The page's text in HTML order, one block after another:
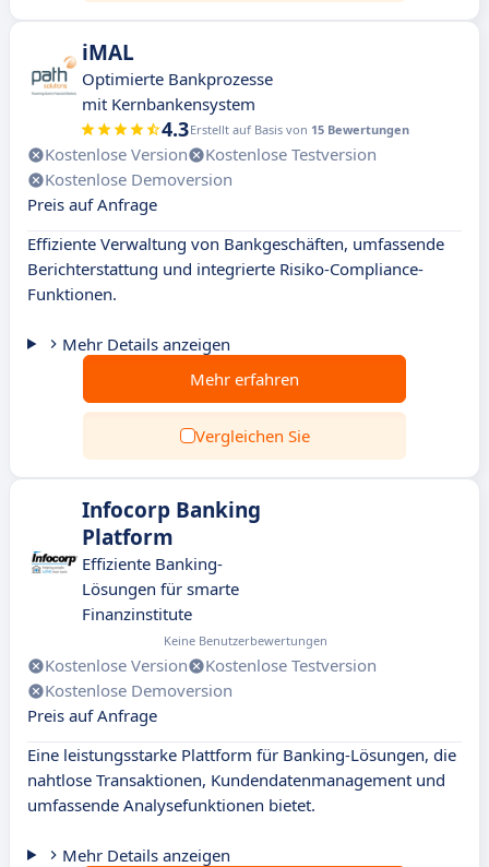
iMAL
Optimierte Bankprozesse
mit Kernbankensystem
4.3Erstellt auf Basis von 15 Bewertungen
Kostenlose Version
Kostenlose Testversion
Kostenlose Demoversion
Preis auf Anfrage
Effiziente Verwaltung von Bankgeschäften, umfassende
Berichterstattung und integrierte Risiko-Compliance-
Funktionen.
Mehr Details anzeigen
Mehr erfahren
Vergleichen Sie
Infocorp Banking
Platform
Effiziente Banking-
Lösungen für smarte
Finanzinstitute
Keine Benutzerbewertungen
Kostenlose Version
Kostenlose Testversion
Kostenlose Demoversion
Preis auf Anfrage
Eine leistungsstarke Plattform für Banking-Lösungen, die
nahtlose Transaktionen, Kundendatenmanagement und
umfassende Analysefunktionen bietet.
Mehr Details anzeigen